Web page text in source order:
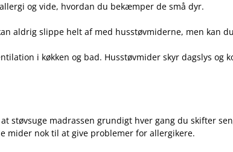
og vide, hvordan du bekæmper de små dyr.
aldrig slippe helt af med husstøvmiderne, men kan
i køkken og bad. Husstøvmider skyr dagslys
madrassen grundigt hver gang du skifter
mider nok til at give problemer for allergikere.